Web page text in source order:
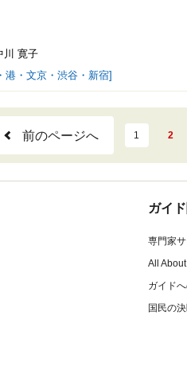
川 寛子
港・文京・渋谷・新宿]
前のページへ 1 2
ガイ
専門家サ
All
ガイド
国民の